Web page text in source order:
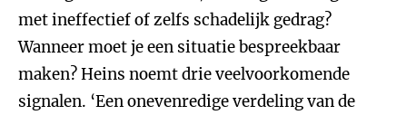
met ineffectief of zelfs schadelijk gedrag?
Wanneer moet je een situatie bespreekbaar
maken? Heins noemt drie veelvoorkomende
signalen. ‘Een onevenredige verdeling van de